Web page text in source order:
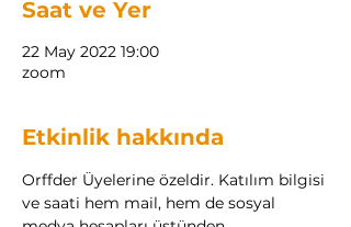
Saat ve Yer
22 May 2022 19:00
zoom
Etkinlik hakkında
Orffder Üyelerine özeldir. Katılım bilgisi
ve saati hem mail, hem de sosyal